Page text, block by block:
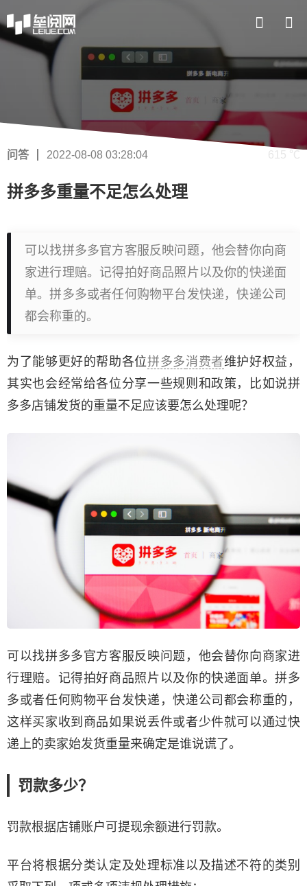
问答 2022-08-08 03:28:04 615 ℃
拼多多重量不足怎么处理
可以找拼多多官方客服反映问题，他会替你向商
家进行理赔。记得拍好商品照片以及你的快递面
单。拼多多或者任何购物平台发快递，快递公司
都会称重的。
为了能够更好的帮助各位拼多多消费者维护好权益，
其实也会经常给各位分享一些规则和政策，比如说拼
多多店铺发货的重量不足应该要怎么处理呢？
可以找拼多多官方客服反映问题，他会替你向商家进
行理赔。记得拍好商品照片以及你的快递面单。拼多
多或者任何购物平台发快递，快递公司都会称重的，
这样买家收到商品如果说丢件或者少件就可以通过快
递上的卖家始发货重量来确定是谁说谎了。
罚款多少？
罚款根据店铺账户可提现余额进行罚款。
平台将根据分类认定及处理标准以及描述不符的类别